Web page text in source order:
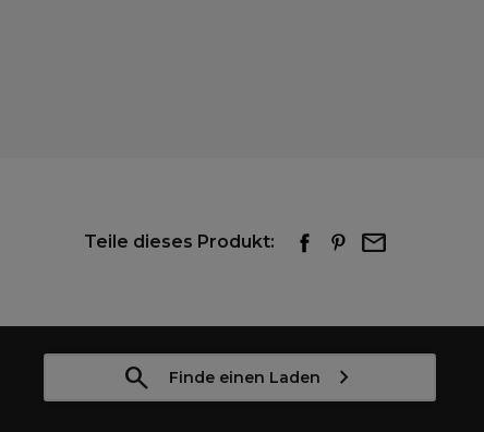
Teile dieses Produkt:
Finde einen Laden